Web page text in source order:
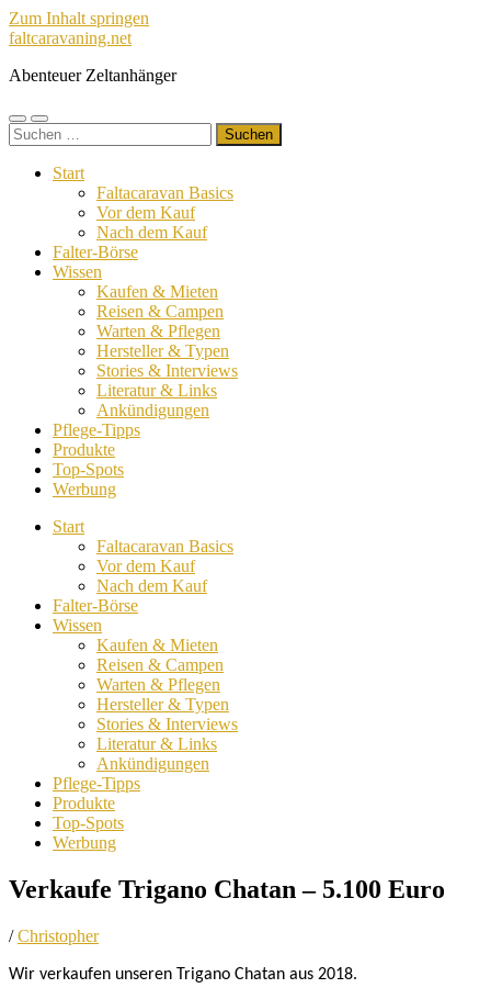
Zum Inhalt springen
faltcaravaning.net
Abenteuer Zeltanhänger
Mobile-
Menü
Suchfeld
ein-/ausblenden
Suchen
nach:
Start
Faltacaravan Basics
Vor dem Kauf
Nach dem Kauf
Falter-Börse
Wissen
Kaufen & Mieten
Reisen & Campen
Warten & Pflegen
Hersteller & Typen
Stories & Interviews
Literatur & Links
Ankündigungen
Pflege-Tipps
Produkte
Top-Spots
Werbung
Start
Faltacaravan Basics
Vor dem Kauf
Nach dem Kauf
Falter-Börse
Wissen
Kaufen & Mieten
Reisen & Campen
Warten & Pflegen
Hersteller & Typen
Stories & Interviews
Literatur & Links
Ankündigungen
Pflege-Tipps
Produkte
Top-Spots
Werbung
Verkaufe Trigano Chatan – 5.100 Euro
/Christopher
Wir verkaufen unseren Trigano Chatan aus 2018.